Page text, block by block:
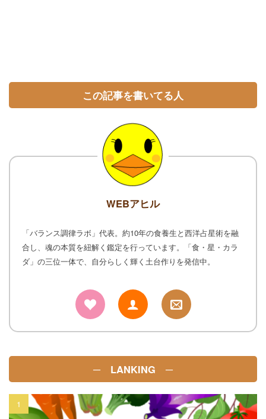
この記事を書いてる人
WEBアヒル
「バランス調律ラボ」代表。約10年の食養生と西洋占星術を融
合し、魂の本質を紐解く鑑定を行っています。「食・星・カラ
ダ」の三位一体で、自分らしく輝く土台作りを発信中。
─ LANKING ─